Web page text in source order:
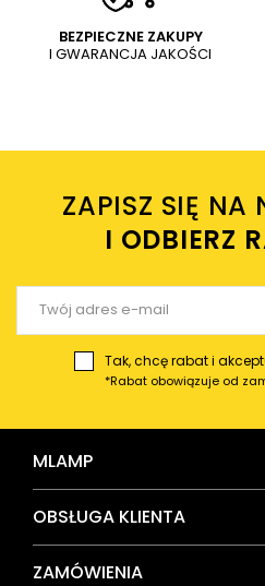
Dodaj własne zdjęcie
Twoje imię
Twój email
BEZPIECZNE ZAKUPY
I GWARANCJA JAKOŚCI
ZAPISZ SIĘ NA
I ODBIERZ
Tak, chcę rabat i
*Rabat obowiązuje od
MLAMP
OBSŁUGA KLIENTA
ZAMÓWIENIA